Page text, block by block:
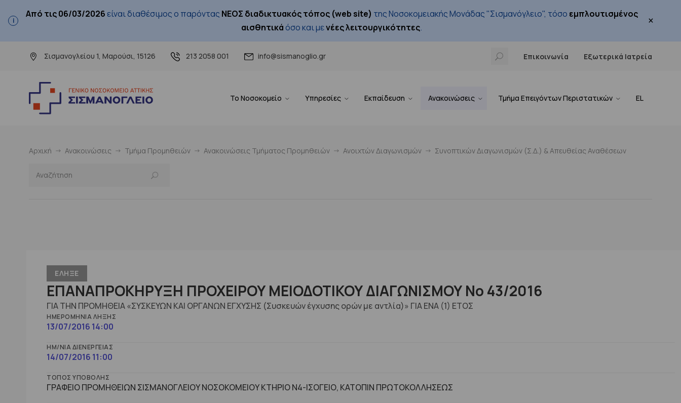
Από τις 06/03/2026 είναι διαθέσιμος ο παρόντας ΝΕΟΣ διαδικτυακός τόπος (web site) της Νοσοκομειακής Μονάδας "Σισμανόγλειο", τόσο εμπλουτισμένος
αισθητικάόσο και μενέες λειτουργικότητες. ×
Σισμανογλείου 1, Μαρούσι, 15126 213 2058 001 info@sismanoglio.gr Επικοινωνία Εξωτερικά Ιατρεία
Το Νοσοκομείο Υπηρεσίες Εκπαίδευση Ανακοινώσεις Τμήμα Επειγόντων Περιστατικών EL
Αρχική Ανακοινώσεις Τμήμα Προμηθειών Ανακοινώσεις Τμήματος Προμηθειών Ανοιχτών Διαγωνισμών Συνοπτικών Διαγωνισμών (Σ.Δ.) & Απευθείας Αναθέσεων
ΕΛΗΞΕ
ΕΠΑΝΑΠΡΟΚΗΡΥΞΗ ΠΡΟΧΕΙΡΟΥ ΜΕΙΟΔΟΤΙΚΟΥ ΔΙΑΓΩΝΙΣΜΟΥ No 43/2016
ΓΙΑ ΤΗΝ ΠΡΟΜΗΘΕΙΑ «ΣΥΣΚΕΥΩΝ ΚΑΙ ΟΡΓΑΝΩΝ ΕΓΧΥΣΗΣ (Συσκευών έγχυσης ορών με αντλία)» ΓΙΑ ΕΝΑ (1) ΕΤΟΣ
ΗΜΕΡΟΜΗΝΊΑ ΛΉΞΗΣ
13/07/2016 14:00
ΗΜ/ΝΊΑ ΔΙΕΝΈΡΓΕΙΑΣ
14/07/2016 11:00
ΤΌΠΟΣ ΥΠΟΒΟΛΉΣ
ΓΡΑΦΕΙΟ ΠΡΟΜΗΘΕΙΩΝ ΣΙΣΜΑΝΟΓΛΕΙΟΥ ΝΟΣΟΚΟΜΕΙΟΥ ΚΤΗΡΙΟ Ν4-ΙΣΟΓΕΙΟ, ΚΑΤΟΠΙΝ ΠΡΩΤΟΚΟΛΛΗΣΕΩΣ